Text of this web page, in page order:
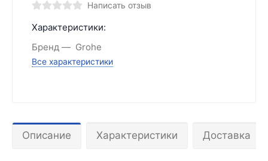
Написать отзыв
Характеристики:
Бренд
Grohe
Все характеристики
Описание Характеристики Доставка